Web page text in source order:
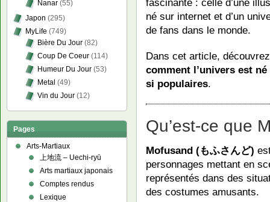
né sur internet et d’un
de fans dans le monde.
Dans cet article,
comment l’univers est
si populaires.
Qu’est-ce que
Mofusand (もふさんど)
personnages mettant en
représentés dans des
des costumes amusants.
Nanar (55)
Japon (295)
MyLife (749)
Bière Du Jour (82)
Coup De Coeur (114)
Humeur Du Jour (53)
Metal (49)
Vin du Jour (12)
Pages
Arts-Martiaux
上地流 – Uechi-ryū
Arts martiaux japonais
Comptes rendus
Lexique